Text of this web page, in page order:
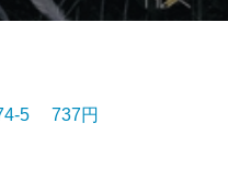
5 737円